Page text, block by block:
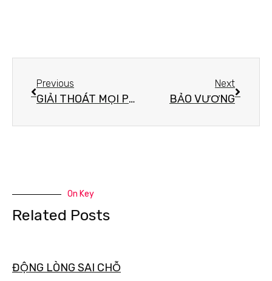
Previous
GIẢI THOÁT MỌI PHIỀN NÃO
Next
BẢO VƯƠNG
On Key
Related Posts
ĐỘNG LÒNG SAI CHỖ